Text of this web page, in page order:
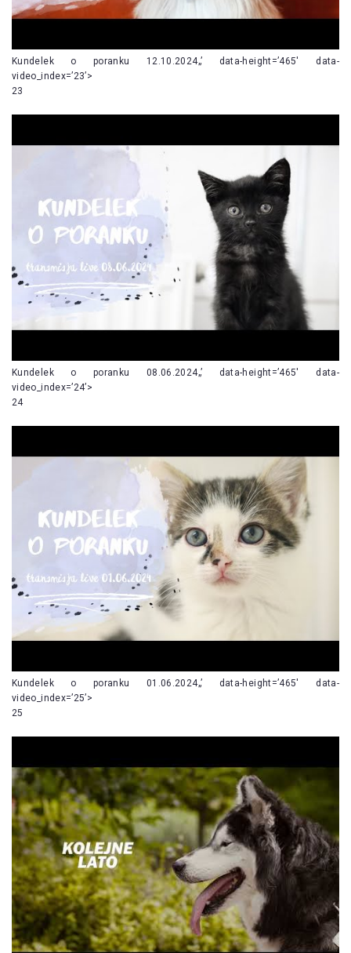
Kundelek o poranku 12.10.2024„’ data-height=’465′ data-
video_index=’23’>
23
Kundelek o poranku 08.06.2024„’ data-height=’465′ data-
video_index=’24’>
24
Kundelek o poranku 01.06.2024„’ data-height=’465′ data-
video_index=’25’>
25